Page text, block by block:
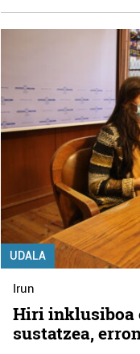
UDALA
Irun
Hiri inklusiboa
sustatzea,